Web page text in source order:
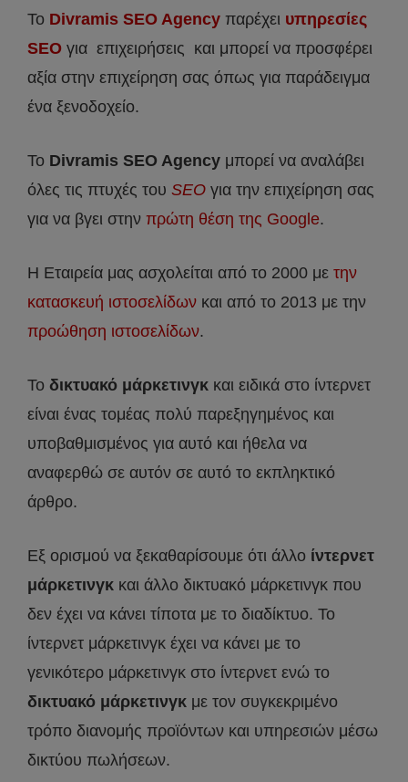
Το Divramis SEO Agency παρέχει υπηρεσίες
SEO για επιχειρήσεις και μπορεί να προσφέρει
αξία στην επιχείρηση σας όπως για παράδειγμα
ένα ξενοδοχείο.
Το Divramis SEO Agency μπορεί να αναλάβει
όλες τις πτυχές του SEO για την επιχείρηση σας
για να βγει στην πρώτη θέση της Google.
Η Εταιρεία μας ασχολείται από το 2000 με την
κατασκευή ιστοσελίδων και από το 2013 με την
προώθηση ιστοσελίδων.
Το δικτυακό μάρκετινγκ και ειδικά στο ίντερνετ
είναι ένας τομέας πολύ παρεξηγημένος και
υποβαθμισμένος για αυτό και ήθελα να
αναφερθώ σε αυτόν σε αυτό το εκπληκτικό
άρθρο.
Εξ ορισμού να ξεκαθαρίσουμε ότι άλλο ίντερνετ
μάρκετινγκ και άλλο δικτυακό μάρκετινγκ που
δεν έχει να κάνει τίποτα με το διαδίκτυο. To
ίντερνετ μάρκετινγκ έχει να κάνει με το
γενικότερο μάρκετινγκ στο ίντερνετ ενώ το
δικτυακό μάρκετινγκ με τον συγκεκριμένο
τρόπο διανομής προϊόντων και υπηρεσιών μέσω
δικτύου πωλήσεων.